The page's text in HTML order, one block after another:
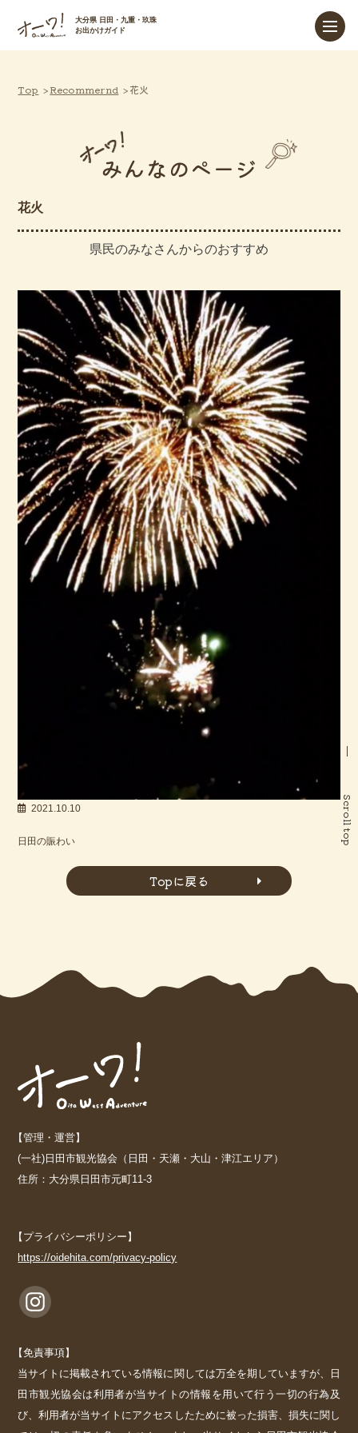
大分県 日田・九重・玖珠
お出かけガイド
Top Recommernd 花火
みんなのページ
花火
県民のみなさんからのおすすめ
2021.10.10
日田の賑わい
Topに戻る
Scroll top
【管理・運営】
(一社)日田市観光協会（日田・天瀬・大山・津江エリア）
住所：大分県日田市元町11-3
【プライバシーポリシー】
https://oidehita.com/privacy-policy
【免責事項】
当サイトに掲載されている情報に関しては万全を期していますが、日
田市観光協会は利用者が当サイトの情報を用いて行う一切の行為及
び、利用者が当サイトにアクセスしたために被った損害、損失に関し